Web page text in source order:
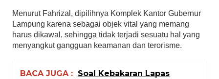
Menurut Fahrizal, dipilihnya Komplek Kantor Gubernur
Lampung karena sebagai objek vital yang memang
harus dikawal, sehingga tidak terjadi sesuatu hal yang
menyangkut gangguan keamanan dan terorisme.
BACA JUGA : Soal Kebakaran Lapas